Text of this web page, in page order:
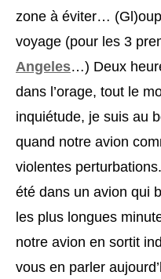
zone à éviter…
voyage (pour les 3
Angeles…) Deux
dans l’orage, tout le
inquiétude, je suis au
quand notre avion
violentes
été dans un avion qui
les plus longues
notre avion en sortit
vous en parler